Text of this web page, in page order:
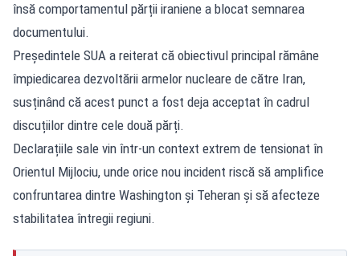
însă comportamentul părții iraniene a blocat semnarea
documentului.
Președintele SUA a reiterat că obiectivul principal rămâne
împiedicarea dezvoltării armelor nucleare de către Iran,
susținând că acest punct a fost deja acceptat în cadrul
discuțiilor dintre cele două părți.
Declarațiile sale vin într-un context extrem de tensionat în
Orientul Mijlociu, unde orice nou incident riscă să amplifice
confruntarea dintre Washington și Teheran și să afecteze
stabilitatea întregii regiuni.